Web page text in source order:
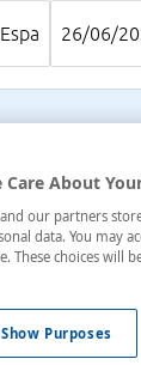
26/06/
Care About
our partners
data. You may
These choices will
Show Purposes